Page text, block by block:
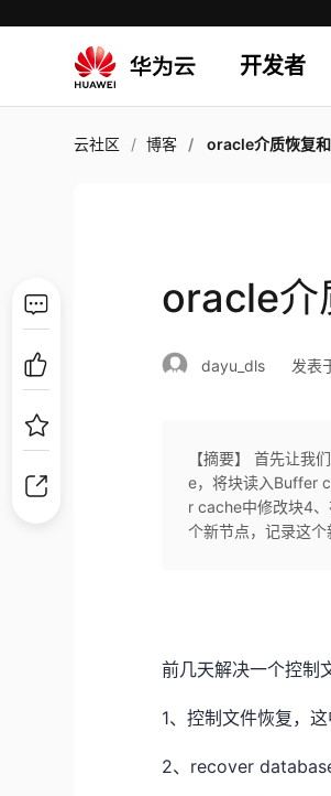
开发者
云社区 博客 oracle介质恢复
oracle介
dayu_dls 发表
【摘要】 首先让我
e，将块读入Buffer
r cache中修改块4
个新节点，记录这
前几天解决一个控制
1、控制文件恢复，
2、recover